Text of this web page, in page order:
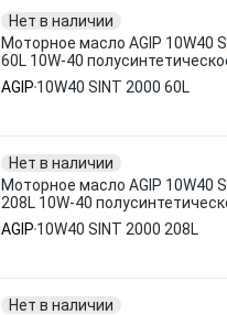
Нет в наличии
Моторное масло AGIP 10W40
60L 10W-40
AGIP 10W40 SINT 2000 60L
Нет в наличии
Моторное масло AGIP 10W40
208L 10W-40
AGIP 10W40 SINT 2000 208L
Нет в наличии